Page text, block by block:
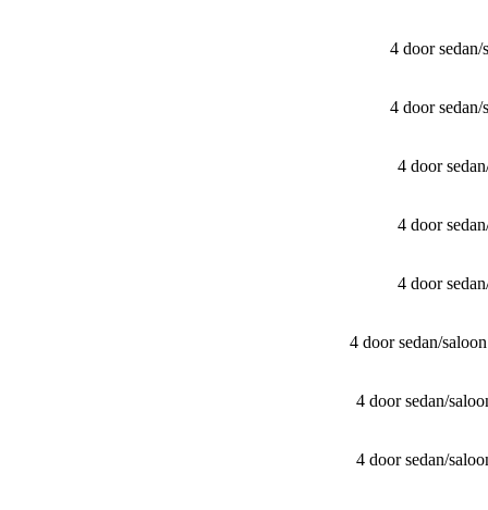
4 door
4 door
4 door
4 door
4 door
4 door sedan/​
4 door sedan/​
4 door sedan/​